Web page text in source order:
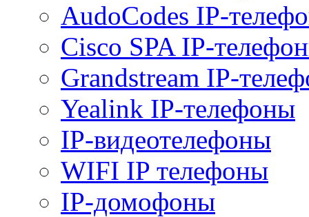
AudoCodes IP-
Cisco SPA IP-
Grandstream IP-
Yealink IP-телефоны
IP-видеотелефоны
WIFI IP телефоны
IP-домофоны